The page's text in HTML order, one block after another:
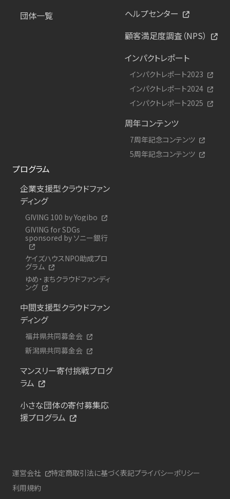
団体一覧
ヘルプセンター
顧客満足度調査（NPS）
インパクトレポート
インパクトレポート2023
インパクトレポート2024
インパクトレポート2025
周年コンテンツ
7周年記念コンテンツ
5周年記念コンテンツ
プログラム
企業支援型クラウドファン
ディング
GIVING 100 by Yogibo
GIVING for SDGs
sponsored by ソニー銀行
ケイズハウスNPO助成プロ
グラム
ゆめ・まちクラウドファンディ
ング
中間支援型クラウドファン
ディング
福井県共同募金会
新潟県共同募金会
マンスリー寄付挑戦プログ
ラム
小さな団体の寄付募集応
援プログラム
運営会社 特定商取引法に基づく表記プライバシーポリシー
利用規約